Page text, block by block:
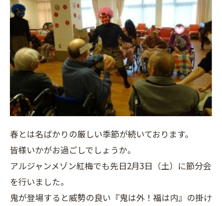
春とは名ばかりの厳しい季節が続いております。
皆様いかがお過ごしでしょうか。
アルジャンメゾン紅梅でも先日2月3日（土）に節分会
を行いました。
鬼が登場すると威勢の良い『鬼は外！福は内』の掛け